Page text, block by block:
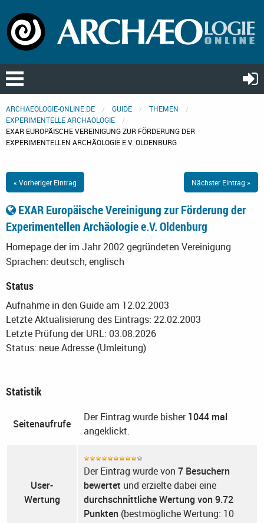
ARCHAEOLOGIE-ONLINE.DE GUIDE
THEMEN
EXPERIMENTELLE ARCHÄOLOGIE
EXAR EUROPÄISCHE VEREINIGUNG ZUR FÖRDERUNG DER
EXPERIMENTELLEN ARCHÄOLOGIE E.V. OLDENBURG
« Vorheriger Eintrag Nächster Eintrag »
EXAR Europäische Vereinigung zur Förderung der
Experimentellen Archäologie e.V. Oldenburg
Homepage der im Jahr 2002 gegründeten Vereinigung
Sprachen: deutsch, englisch
Status
Aufnahme in den Guide am 12.02.2003
Letzte Aktualisierung des Eintrags: 22.02.2003
Letzte Prüfung der URL: 03.08.2026
Status: neue Adresse (Umleitung)
Statistik
Seitenaufrufe
Der Eintrag wurde bisher1044 mal
angeklickt.
User-
Wertung
Der Eintrag wurde von 7 Besuchern
bewertet und erzielte dabei eine
durchschnittliche Wertung von 9.72
Punkten (bestmögliche Wertung: 10